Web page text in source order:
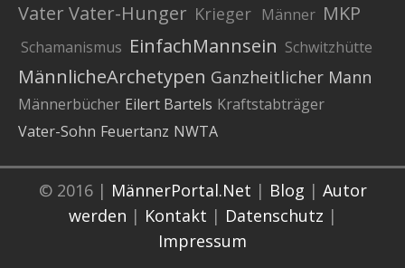
Vater Vater-Hunger Krieger Männer MKP
Schamanismus EinfachMannsein Schwitzhütte
MännlicheArchetypen Ganzheitlicher Mann
Männerbücher Eilert Bartels Kraftstabträger
Vater-Sohn Feuertanz NWTA
© 2016 | MännerPortal.Net | Blog | Autor
werden | Kontakt | Datenschutz |
Impressum